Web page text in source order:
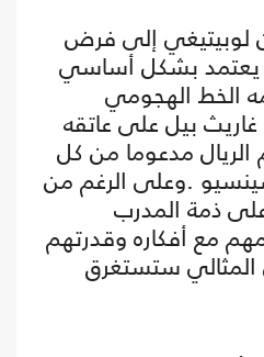
لوبيتيغي إلى فرض
يعتمد بشكل أساسي
الخط الهجومي
بيل على عاتقه
مدعوما من كل
.وعلى الرغم من
ذمة المدرب
مع أفكاره وقدرتهم
ستستغرق